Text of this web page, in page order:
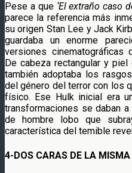
Pese a que ‘El extraño caso
parece la referencia más
su origen Stan Lee y Jack
guardaba un enorme
versiones cinematográficas
De cabeza rectangular y piel
también adoptaba los
del género del terror con los
físico. Ese Hulk inicial era
transformaciones se daban
de hombre lobo que
característica del temible
4-DOS CARAS DE LA